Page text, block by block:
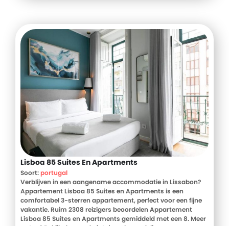
Lisboa 85 Suites En Apartments
Soort:portugal
Verblijven in een aangename accommodatie in Lissabon?
Appartement Lisboa 85 Suites en Apartments is een
comfortabel 3-sterren appartement, perfect voor een fijne
vakantie. Ruim 2308 reizigers beoordelen Appartement
Lisboa 85 Suites en Apartments gemiddeld met een 8. Meer